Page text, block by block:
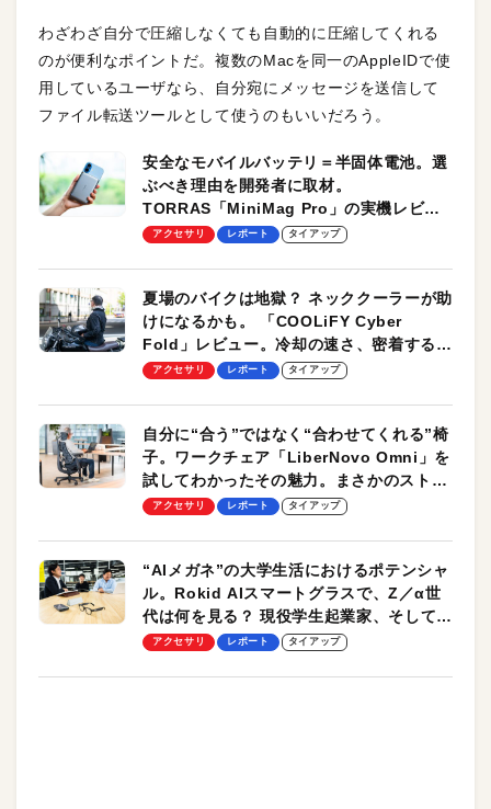
わざわざ自分で圧縮しなくても自動的に圧縮してくれる
のが便利なポイントだ。複数のMacを同一のAppleIDで使
用しているユーザなら、自分宛にメッセージを送信して
ファイル転送ツールとして使うのもいいだろう。
安全なモバイルバッテリ＝半固体電池。選
ぶべき理由を開発者に取材。
TORRAS「MiniMag Pro」の実機レビュ
ーも
アクセサリ レポート タイアップ
夏場のバイクは地獄？ ネッククーラーが助
けになるかも。 「COOLiFY Cyber
Fold」レビュー。冷却の速さ、密着する冷
却プレート、シンプルな操作性がグッド！
アクセサリ レポート タイアップ
自分に“合う”ではなく“合わせてくれる”椅
子。ワークチェア「LiberNovo Omni」を
試してわかったその魅力。まさかのストレ
ッチ機能も搭載
アクセサリ レポート タイアップ
“AIメガネ”の大学生活におけるポテンシャ
ル。Rokid AIスマートグラスで、Z／α世
代は何を見る？ 現役学生起業家、そして教
授による体験会レポート【PR】
アクセサリ レポート タイアップ